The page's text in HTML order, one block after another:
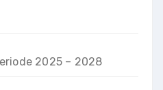
2025 – 2028